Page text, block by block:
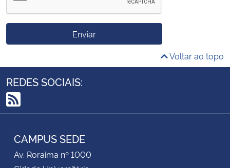
Enviar
Voltar ao topo
REDES SOCIAIS:
RSS
CAMPUS SEDE
Av. Roraima nº 1000